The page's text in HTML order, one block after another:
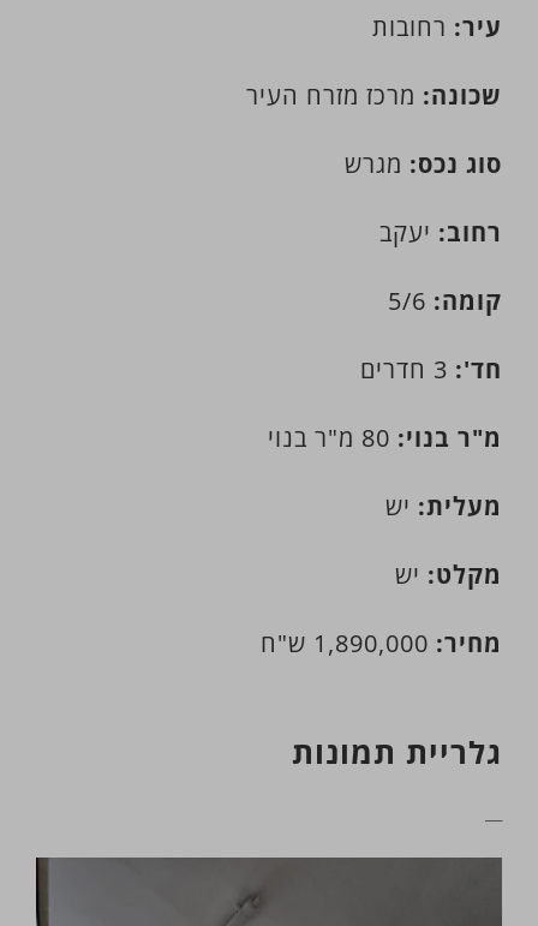
עיר: רחובות
שכונה: מרכז מזרח העיר
סוג נכס: מגרש
רחוב: יעקב
קומה:
חד':
מ"ר בנוי:
מעלית: יש
מקלט: יש
מחיר:
גלריית תמונות